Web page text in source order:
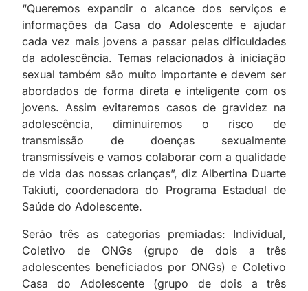
“Queremos expandir o alcance dos serviços e
informações da Casa do Adolescente e ajudar
cada vez mais jovens a passar pelas dificuldades
da adolescência. Temas relacionados à iniciação
sexual também são muito importante e devem ser
abordados de forma direta e inteligente com os
jovens. Assim evitaremos casos de gravidez na
adolescência, diminuiremos o risco de
transmissão de doenças sexualmente
transmissíveis e vamos colaborar com a qualidade
de vida das nossas crianças”, diz Albertina Duarte
Takiuti, coordenadora do Programa Estadual de
Saúde do Adolescente.
Serão três as categorias premiadas: Individual,
Coletivo de ONGs (grupo de dois a três
adolescentes beneficiados por ONGs) e Coletivo
Casa do Adolescente (grupo de dois a três